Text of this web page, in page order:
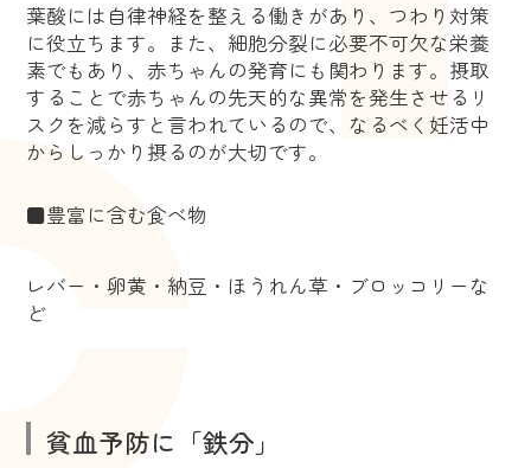
葉酸には自律神経を整える働きがあり、つわり対策
に役立ちます。また、細胞分裂に必要不可欠な栄養
素でもあり、赤ちゃんの発育にも関わります。摂取
することで赤ちゃんの先天的な異常を発生させるリ
スクを減らすと言われているので、なるべく妊活中
からしっかり摂るのが大切です。
■豊富に含む食べ物
レバー・卵黄・納豆・ほうれん草・ブロッコリーな
ど
貧血予防に「鉄分」